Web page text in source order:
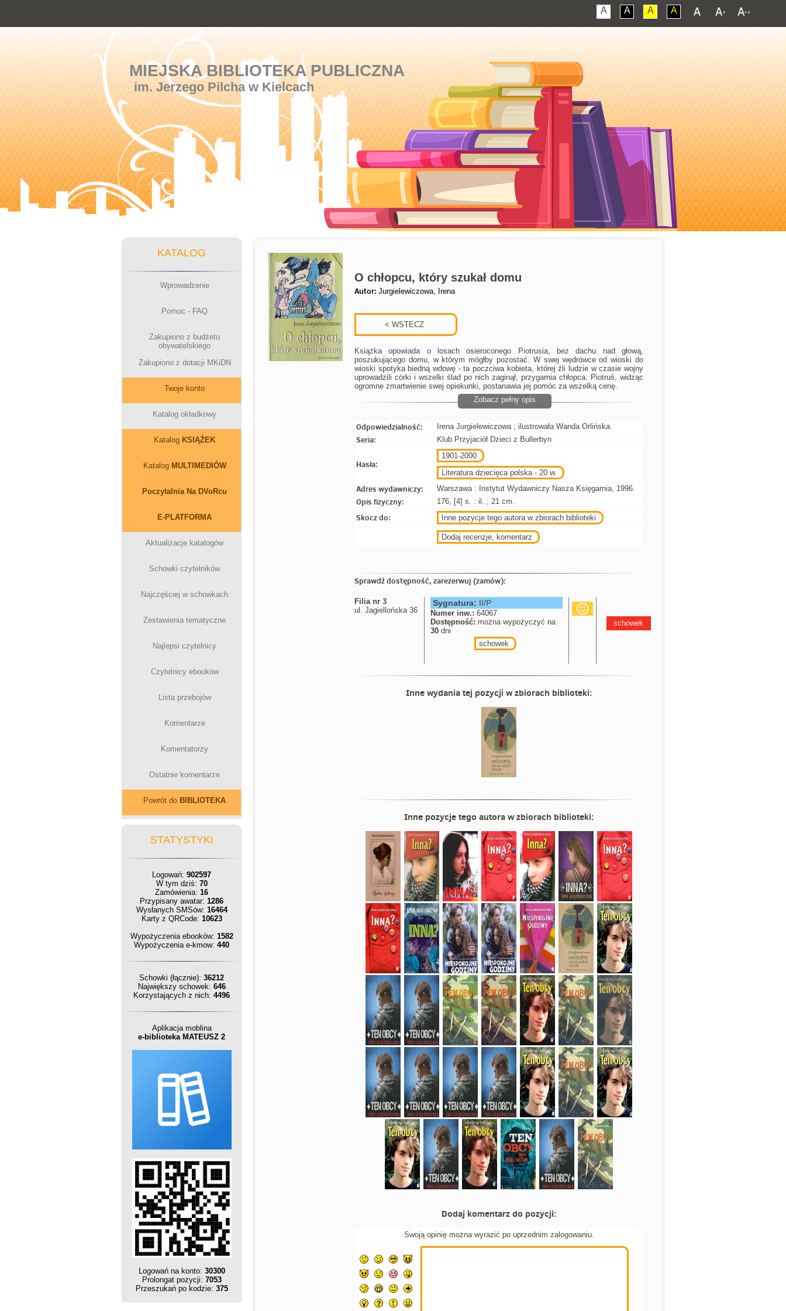
A A A A
MIEJSKA BIBLIOTEKA PUBLICZNA
im. Jerzego Pilcha w Kielcach
KATALOG
Wprowadzenie
Pomoc - FAQ
Zakupiono z budżetu
obywatelskiego
Zakupiono z dotacji MKiDN
Twoje konto
Katalog okładkowy
Katalog KSIĄŻEK
Katalog MULTIMEDIÓW
Poczytalnia Na DVoRcu
E-PLATFORMA
Aktualizacje katalogów
Schowki czytelników
Najczęściej w schowkach
Zestawienia tematyczne
Najlepsi czytelnicy
Czytelnicy ebooków
Lista przebojów
Komentarze
Komentatorzy
Ostatnie komentarze
Powrót do BIBLIOTEKA
STATYSTYKI
Logowań: 902597
W tym dziś: 70
Zamówienia: 16
Przypisany awatar: 1286
Wysłanych SMSów: 16464
Karty z QRCode: 10623
Wypożyczenia ebooków: 1582
Wypożyczenia e-kmow: 440
Schowki (łącznie): 36212
Największy schowek: 646
Korzystających z nich: 4496
Aplikacja moblina
e-biblioteka MATEUSZ 2
Logowań na konto: 30300
Prolongat pozycji: 7053
Przeszukań po kodzie: 375
O chłopcu, który szukał domu
Autor: Jurgielewiczowa, Irena
Książka opowiada o losach osieroconego Piotrusia, bez dachu nad głową,
poszukującego domu, w którym mógłby pozostać. W swej wędrówce od wioski do
wioski spotyka biedną wdowę - ta poczciwa kobieta, której źli ludzie w czasie wojny
uprowadzili córki i wszelki ślad po nich zaginął, przygarnia chłopca. Piotruś, widząc
ogromne zmartwienie swej opiekunki, postanawia jej pomóc za wszelką cenę.
Zobacz pełny opis
Odpowiedzialność: Irena Jurgielewiczowa ; ilustrowała Wanda Orlińska.
Seria: Klub Przyjaciół Dzieci z Bullerbyn
Hasła:
1901-2000
Literatura dziecięca polska - 20 w.
Adres wydawniczy: Warszawa : Instytut Wydawniczy Nasza Księgarnia, 1996.
Opis fizyczny: 176, [4] s. : il. ; 21 cm.
Skocz do: Inne pozycje tego autora w zbiorach biblioteki
Dodaj recenzje, komentarz
Sprawdź dostępność, zarezerwuj (zamów):
Filia nr 3
ul. Jagiellońska 36
Sygnatura: II/P
Numer inw.: 64067
Dostępność: można wypożyczyć na
30 dni
schowek
schowek
Inne wydania tej pozycji w zbiorach biblioteki:
Inne pozycje tego autora w zbiorach biblioteki:
Dodaj komentarz do pozycji:
Swoją opinię można wyrazić po uprzednim zalogowaniu.